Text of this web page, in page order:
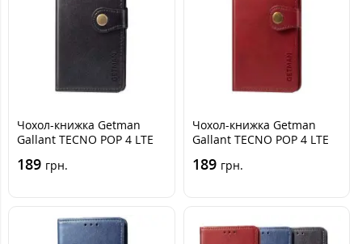
Чохол-книжка Getman
Gallant TECNO POP 4 LTE
189 грн.
Чохол-книжка Getman
Gallant TECNO POP 4 LTE
189 грн.